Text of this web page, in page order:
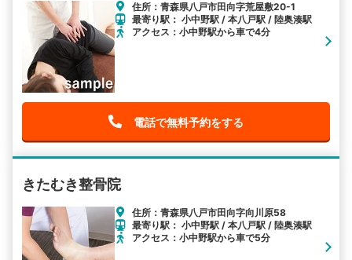
住所：青森県八戸市田向字荒屋敷20-1
最寄り駅： 小中野駅 / 本八戸駅 / 陸奥湊駅
アクセス：小中野駅から車で4分
電話で無料予約をする
きたむき整骨院
住所：青森県八戸市田向字向川原58
最寄り駅： 小中野駅 / 本八戸駅 / 陸奥湊駅
アクセス：小中野駅から車で5分